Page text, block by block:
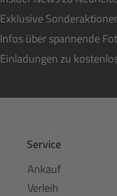
Exklusive
Infos über spannende
Einladungen zu
Service
Ankauf
Verleih